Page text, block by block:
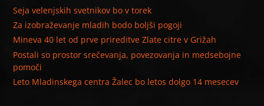
Seja velenjskih svetnikov bo v torek
Za izobraževanje mladih bodo boljši pogoji
Mineva 40 let od prve prireditve Zlate citre v Grižah
Postali so prostor srečevanja, povezovanja in medsebojne
pomoči
Leto Mladinskega centra Žalec bo letos dolgo 14 mesecev